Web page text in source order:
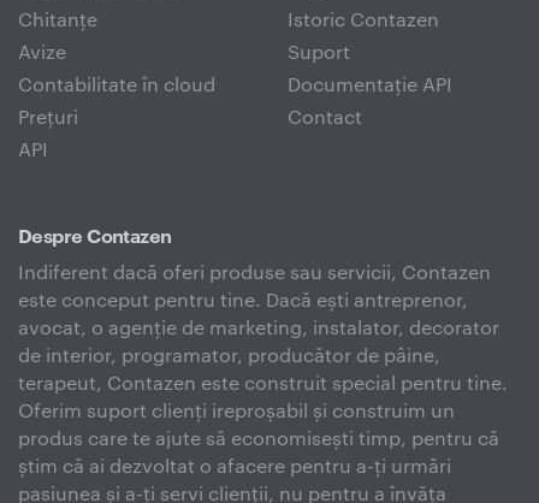
Chitanțe
Avize
Contabilitate în cloud
Prețuri
API
Istoric Contazen
Suport
Documentație API
Contact
Despre Contazen
Indiferent dacă oferi produse sau servicii, Contazen
este conceput pentru tine. Dacă ești antreprenor,
avocat, o agenție de marketing, instalator, decorator
de interior, programator, producător de pâine,
terapeut, Contazen este construit special pentru tine.
Oferim suport clienți ireproșabil și construim un
produs care te ajute să economisești timp, pentru că
știm că ai dezvoltat o afacere pentru a-ți urmări
pasiunea și a-ți servi clienții, nu pentru a învăța